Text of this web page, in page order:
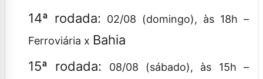
14ª rodada: 02/08 (domingo), às 18h –
Ferroviária x Bahia
15ª rodada: 08/08 (sábado), às 15h –